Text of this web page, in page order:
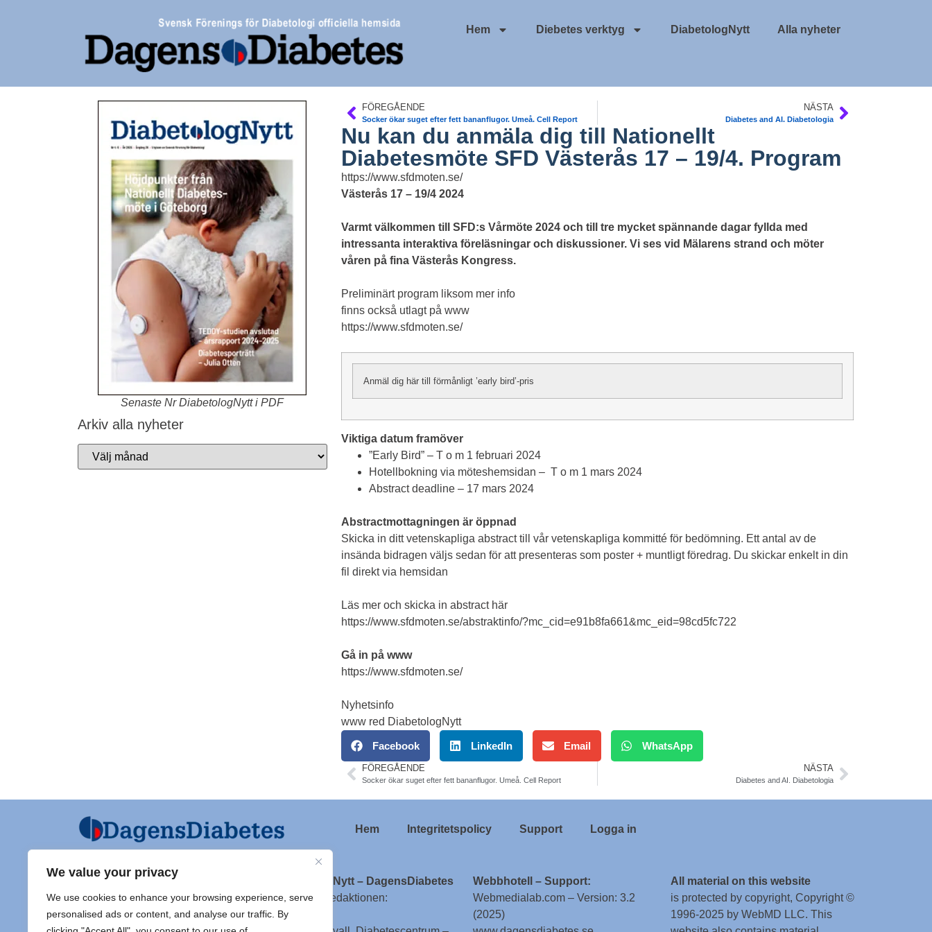
We value your privacy
We use cookies to enhance your browsing experience, serve
personalised ads or content, and analyse our traffic. By
Hem Diebetes verktyg DiabetologNytt Alla nyheter
Senaste Nr DiabetologNytt i PDF
Arkiv alla nyheter
FÖREGÅENDE
Socker ökar suget efter fett bananflugor. Umeå. Cell Report
NÄSTA
Diabetes and AI. Diabetologia
Nu kan du anmäla dig till Nationellt
Diabetesmöte SFD Västerås 17 – 19/4. Program
https://www.sfdmoten.se/
Västerås 17 – 19/4 2024
Varmt välkommen till SFD:s Vårmöte 2024 och till tre mycket spännande dagar fyllda med
intressanta interaktiva föreläsningar och diskussioner. Vi ses vid Mälarens strand och möter
våren på fina Västerås Kongress.
Preliminärt program liksom mer info
finns också utlagt på www
https://www.sfdmoten.se/
Anmäl dig här till förmånligt ’early bird’-pris
Viktiga datum framöver
”Early Bird” – T o m 1 februari 2024
Hotellbokning via möteshemsidan – T o m 1 mars 2024
Abstract deadline – 17 mars 2024
Abstractmottagningen är öppnad
Skicka in ditt vetenskapliga abstract till vår vetenskapliga kommitté för bedömning. Ett antal av de
insända bidragen väljs sedan för att presenteras som poster + muntligt föredrag. Du skickar enkelt in din
fil direkt via hemsidan
Läs mer och skicka in abstract här
https://www.sfdmoten.se/abstraktinfo/?mc_cid=e91b8fa661&mc_eid=98cd5fc722
Gå in på www
https://www.sfdmoten.se/
Nyhetsinfo
www red DiabetologNytt
Facebook LinkedIn Email WhatsApp
FÖREGÅENDE
Socker ökar suget efter fett bananflugor. Umeå. Cell Report
NÄSTA
Diabetes and AI. Diabetologia
Hem Integritetspolicy Support Logga in
Ansvarig utgivare och Ordf SFD
Jarl Hellman
Överläkare, Processledare Diabetes
DiabetologNytt – DagensDiabetes
Adress till redaktionen:
Webbhotell – Support:
Webmedialab.com – Version: 3.2
(2025)
All material on this website
is protected by copyright, Copyright ©
1996-2025 by WebMD LLC. This